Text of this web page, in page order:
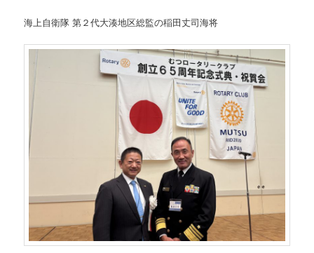
海上自衛隊 第２代大湊地区総監の稲田丈司海将